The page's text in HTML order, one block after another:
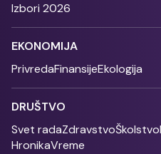
Izbori 2026
EKONOMIJA
PrivredaFinansijeEkologija
DRUŠTVO
Svet radaZdravstvoŠkolstvo
HronikaVreme